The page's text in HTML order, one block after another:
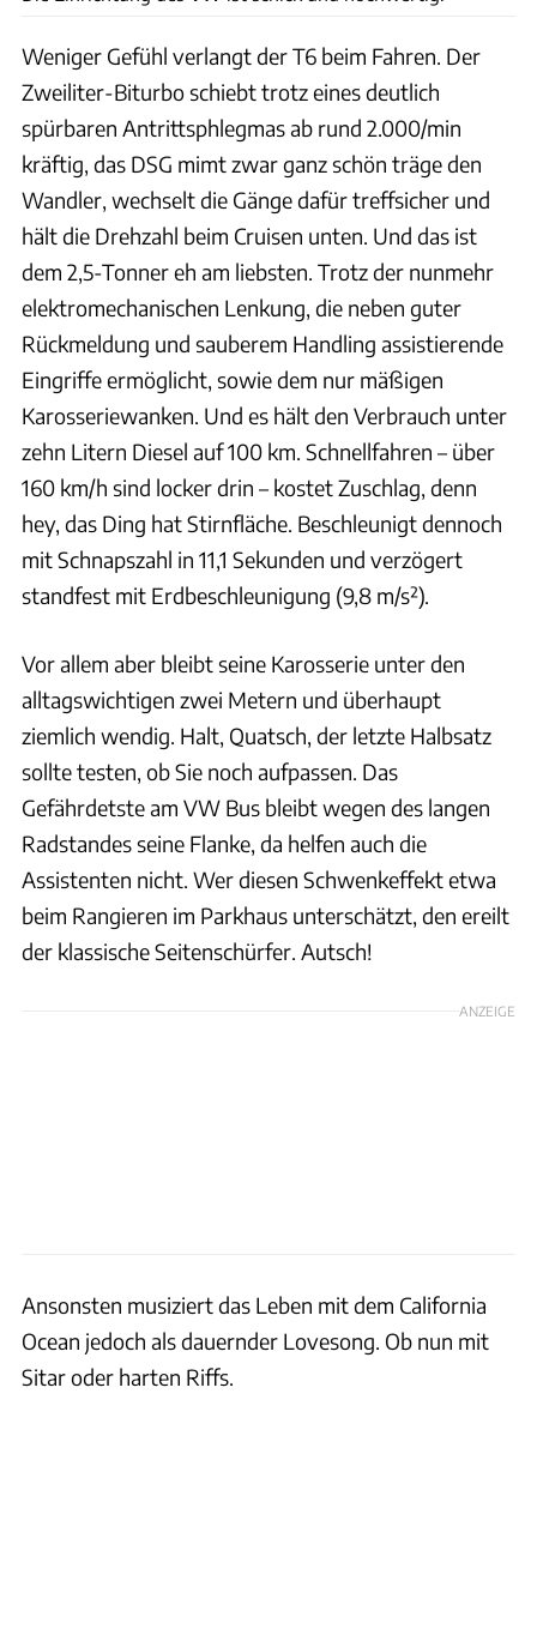
Weniger Gefühl verlangt der T6 beim Fahren. Der
Zweiliter-Biturbo schiebt trotz eines deutlich
spürbaren Antrittsphlegmas ab rund 2.000/min
kräftig, das DSG mimt zwar ganz schön träge den
Wandler, wechselt die Gänge dafür treffsicher und
hält die Drehzahl beim Cruisen unten. Und das ist
dem 2,5-Tonner eh am liebsten. Trotz der nunmehr
elektromechanischen Lenkung, die neben guter
Rückmeldung und sauberem Handling assistierende
Eingriffe ermöglicht, sowie dem nur mäßigen
Karosseriewanken. Und es hält den Verbrauch unter
zehn Litern Diesel auf 100 km. Schnellfahren – über
160 km/h sind locker drin – kostet Zuschlag, denn
hey, das Ding hat Stirnfläche. Beschleunigt dennoch
mit Schnapszahl in 11,1 Sekunden und verzögert
standfest mit Erdbeschleunigung (9,8 m/s²).
Vor allem aber bleibt seine Karosserie unter den
alltagswichtigen zwei Metern und überhaupt
ziemlich wendig. Halt, Quatsch, der letzte Halbsatz
sollte testen, ob Sie noch aufpassen. Das
Gefährdetste am VW Bus bleibt wegen des langen
Radstandes seine Flanke, da helfen auch die
Assistenten nicht. Wer diesen Schwenkeffekt etwa
beim Rangieren im Parkhaus unterschätzt, den ereilt
der klassische Seitenschürfer. Autsch!
ANZEIGE
Ansonsten musiziert das Leben mit dem California
Ocean jedoch als dauernder Lovesong. Ob nun mit
Sitar oder harten Riffs.